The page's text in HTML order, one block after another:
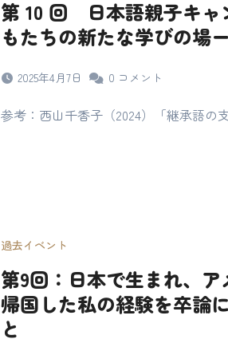
第 10 回 日本語親子キャ
もたちの新たな学びの場ー
2025年4月7日 0 コメント
参考：西山千香子（2024）「継承語
過去イベント
第9回：日本で生まれ、
帰国した私の経験を卒論
と